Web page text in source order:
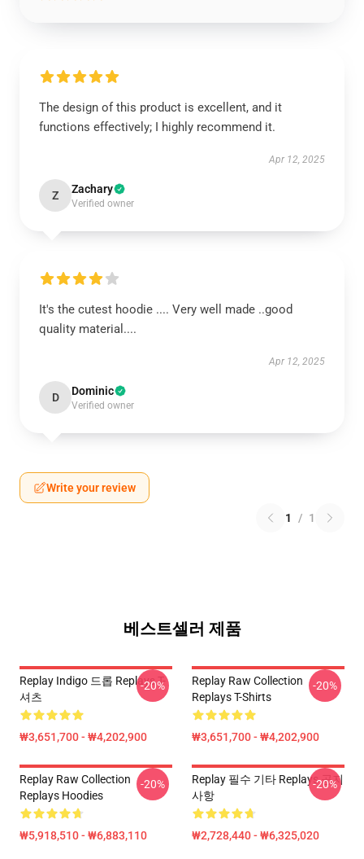
The design of this product is excellent, and it
functions effectively; I highly recommend it.
Apr 12, 2025
Z Zachary
Verified owner
It's the cutest hoodie .... Very well made ..good
quality material....
Apr 12, 2025
D Dominic
Verified owner
Write your review
1 / 1
베스트셀러 제품
Replay Indigo 드롭 Replays T-
셔츠
₩3,651,700 - ₩4,202,900
-20%
Replay Raw Collection
Replays T-Shirts
₩3,651,700 - ₩4,202,900
-20%
Replay Raw Collection
Replays Hoodies
₩5,918,510 - ₩6,883,110
-20%
Replay 필수 기타 Replays 공지
사항
₩2,728,440 - ₩6,325,020
-20%